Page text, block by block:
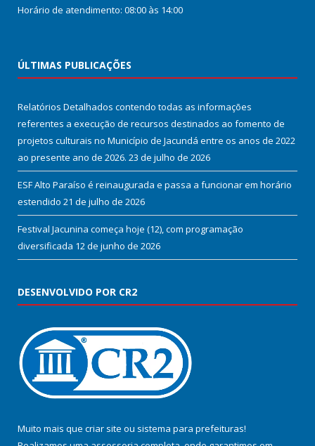
Horário de atendimento: 08:00 às 14:00
ÚLTIMAS PUBLICAÇÕES
Relatórios Detalhados contendo todas as informações
referentes a execução de recursos destinados ao fomento de
projetos culturais no Município de Jacundá entre os anos de 2022
ao presente ano de 2026. 23 de julho de 2026
ESF Alto Paraíso é reinaugurada e passa a funcionar em horário
estendido 21 de julho de 2026
Festival Jacunina começa hoje (12), com programação
diversificada 12 de junho de 2026
DESENVOLVIDO POR CR2
Muito mais que criar site ou sistema para prefeituras!